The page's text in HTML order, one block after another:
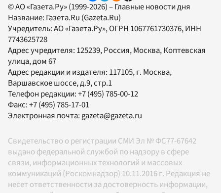
© АО «Газета.Ру» (1999-2026) – Главные новости дня
Название: Газета.Ru (Gazeta.Ru)
Учредитель:АО «Газета.Ру», ОГРН 1067761730376, ИНН
7743625728
Адрес учредителя: 125239, Россия, Москва, Коптевская
улица, дом 67
Адрес редакции и издателя: 117105, г. Москва,
Варшавское шоссе, д.9, стр.1
Телефон редакции:+7 (495) 785-00-12
Факс:+7 (495) 785-17-01
Электронная почта: gazeta@gazeta.ru
Свидетельство о регистрации СМИ Эл № ФС77-67642
выдано федеральной службой по надзору в сфере
связи, информационных технологий и массовых
коммуникаций (Роскомнадзор) 10.11.2016 г. Редакция не
несет ответственности за достоверность информации,